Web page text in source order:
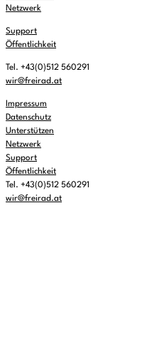
Netzwerk
Support
Öffentlichkeit
Tel. +43(0)512 560291
wir@freirad.at
Impressum
Datenschutz
Unterstützen
Netzwerk
Support
Öffentlichkeit
Tel. +43(0)512 560291
wir@freirad.at